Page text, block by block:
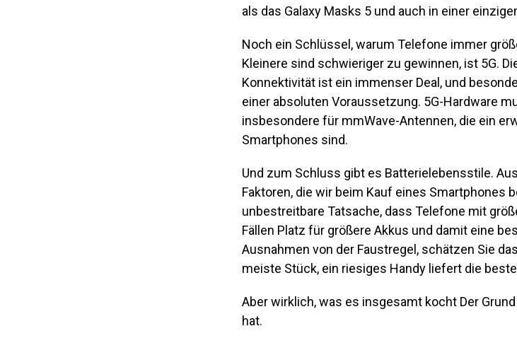
als das Galaxy Masks 5 und auch in einer
Noch ein Schlüssel, warum Telefone immer
Kleinere sind schwieriger zu gewinnen, ist 5G.
Konnektivität ist ein immenser Deal, und
einer absoluten Voraussetzung. 5G-Hardware
insbesondere für mmWave-Antennen, die ein
Smartphones sind.
Und zum Schluss gibt es Batterielebensstile.
Faktoren, die wir beim Kauf eines Smartphones
unbestreitbare Tatsache, dass Telefone mit
Fällen Platz für größere Akkus und damit eine
Ausnahmen von der Faustregel, schätzen Sie
meiste Stück, ein riesiges Handy liefert die
Aber wirklich, was es insgesamt kocht Der
hat.